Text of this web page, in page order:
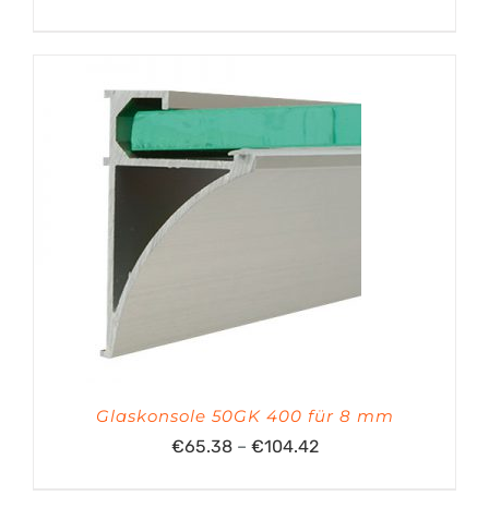
Glaskonsole 50GK 400 für 8 mm
€65.38 – €104.42Preisspanne: